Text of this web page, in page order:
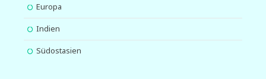
Europa
Indien
Südostasien